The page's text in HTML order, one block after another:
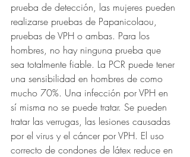
prueba de detección, las mujeres pueden
realizarse pruebas de Papanicolaou,
pruebas de VPH o ambas. Para los
hombres, no hay ninguna prueba que
sea totalmente fiable. La PCR puede tener
una sensibilidad en hombres de como
mucho 70%. Una infección por VPH en
sí misma no se puede tratar. Se pueden
tratar las verrugas, las lesiones causadas
por el virus y el cáncer por VPH. El uso
correcto de condones de látex reduce en